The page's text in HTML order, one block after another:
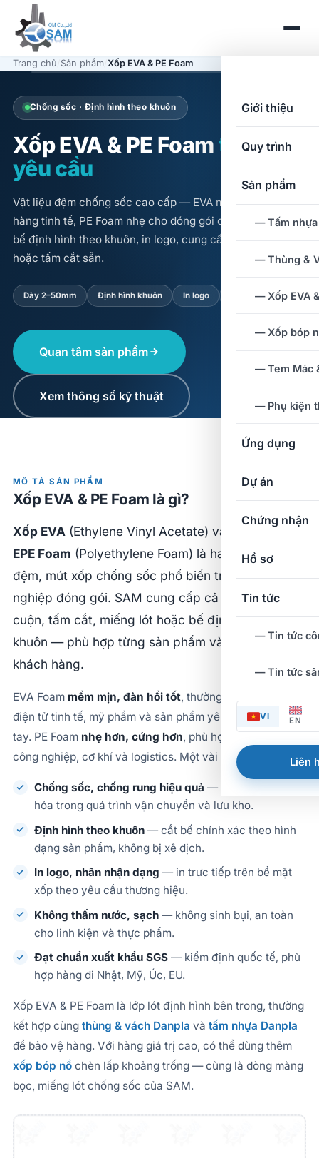
Giới thiệu
Quy trình
Sản phẩm
— Tấm nhựa
— Thùng &
— Xốp EVA
— Xốp bóp
— Tem Mác
— Phụ kiện
Ứng dụng
Dự án
Chứng nhận
Hồ sơ
Tin tức
— Tin tức
— Tin tức
VI EN
Liên
Trang chủ Sản phẩm/ Xốp EVA & PE Foam
Chống sốc · Định hình theo khuôn
Xốp EVA & PE Foamtheo
yêu cầu
Vật liệu đệm chống sốc cao cấp — EVA mềm mịn cho
hàng tinh tế, PE Foam nhẹ cho đóng gói công nghiệp. Cắt
bế định hình theo khuôn, in logo, cung cấp theo cuộn
hoặc tấm cắt sẵn.
Dày 2–50mm Định hình khuôn In logo 20+ màu
Quan tâm sản phẩm
Xem thông số kỹ thuật
MÔ TẢ SẢN PHẨM
Xốp EVA & PE Foam là gì?
Xốp EVA (Ethylene Vinyl Acetate) và
PE Foam /
EPE Foam (Polyethylene Foam) là hai loại vật liệu
đệm, mút xốp chống sốc phổ biến trong công
nghiệp đóng gói. SAM cung cấp cả hai dạng theo
cuộn, tấm cắt, miếng lót hoặc bế định hình theo
khuôn — phù hợp từng sản phẩm và yêu cầu của
khách hàng.
EVA Foam mềm mịn, đàn hồi tốt, thường dùng cho hàng
điện tử tinh tế, mỹ phẩm và sản phẩm yêu cầu cảm giác
tay. PE Foam nhẹ hơn, cứng hơn, phù hợp đóng gói hàng
công nghiệp, cơ khí và logistics. Một vài ưu điểm chính:
Chống sốc, chống rung hiệu quả — bảo vệ hàng
hóa trong quá trình vận chuyển và lưu kho.
Định hình theo khuôn — cắt bế chính xác theo hình
dạng sản phẩm, không bị xê dịch.
In logo, nhãn nhận dạng — in trực tiếp trên bề mặt
xốp theo yêu cầu thương hiệu.
Không thấm nước, sạch — không sinh bụi, an toàn
cho linh kiện và thực phẩm.
Đạt chuẩn xuất khẩu SGS — kiểm định quốc tế, phù
hợp hàng đi Nhật, Mỹ, Úc, EU.
Xốp EVA & PE Foam là lớp lót định hình bên trong, thường
kết hợp cùng thùng & vách Danpla và tấm nhựa Danpla
để bảo vệ hàng. Với hàng giá trị cao, có thể dùng thêm
xốp bóp nổchèn lấp khoảng trống — cùng là dòng màng
bọc, miếng lót chống sốc của SAM.